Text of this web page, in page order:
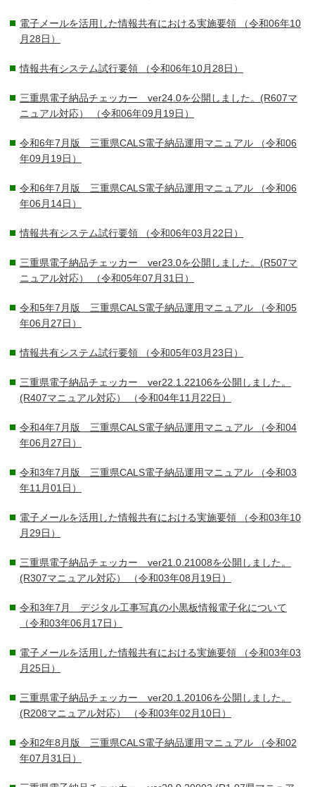
電子メールを活用した情報共有における実施要領 （令和06年10
月28日）
情報共有システム試行要領 （令和06年10月28日）
三重県電子納品チェッカー ver24.0を公開しました。(R607マ
ニュアル対応）
（令和06年09月19日）
令和6年7月版 三重県CALS電子納品運用マニュアル （令和06
年09月19日）
令和6年7月版 三重県CALS電子納品運用マニュアル （令和06
年06月14日）
情報共有システム試行要領 （令和06年03月22日）
三重県電子納品チェッカー ver23.0を公開しました。(R507マ
ニュアル対応）
（令和05年07月31日）
令和5年7月版 三重県CALS電子納品運用マニュアル （令和05
年06月27日）
情報共有システム試行要領 （令和05年03月23日）
三重県電子納品チェッカー ver22.1.22106を公開しました。
(R407マニュアル対応）
（令和04年11月22日）
令和4年7月版 三重県CALS電子納品運用マニュアル （令和04
年06月27日）
令和3年7月版 三重県CALS電子納品運用マニュアル （令和03
年11月01日）
電子メールを活用した情報共有における実施要領 （令和03年10
月29日）
三重県電子納品チェッカー ver21.0.21008を公開しました。
(R307マニュアル対応）
（令和03年08月19日）
令和3年7月 デジタル工事写真の小黒板情報電子化について
（令和03年06月17日）
電子メールを活用した情報共有における実施要領 （令和03年03
月25日）
三重県電子納品チェッカー ver20.1.20106を公開しました。
(R208マニュアル対応）
（令和03年02月10日）
令和2年8月版 三重県CALS電子納品運用マニュアル （令和02
年07月31日）